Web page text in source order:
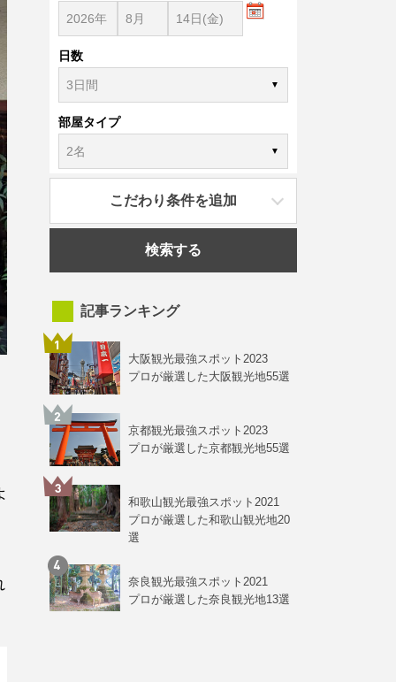
日数
部屋タイプ
こだわり条件を追加
検索する
記事ランキング
大阪観光最強スポット2023
プロが厳選した大阪観光地55選
京都観光最強スポット2023
プロが厳選した京都観光地55選
和歌山観光最強スポット2021
プロが厳選した和歌山観光地20
選
奈良観光最強スポット2021
プロが厳選した奈良観光地13選